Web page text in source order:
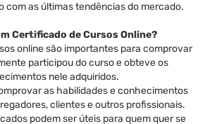
com as últimas tendências do mercado.
Certificado de Cursos Online?
online são importantes para comprovar
participou do curso e obteve os
nele adquiridos.
as habilidades e conhecimentos
clientes e outros profissionais.
podem ser úteis para quem quer se